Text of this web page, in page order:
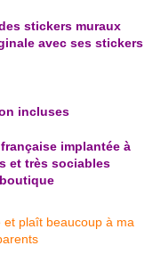
stickers muraux
avec ses stickers
incluses
implantée à
et très sociables